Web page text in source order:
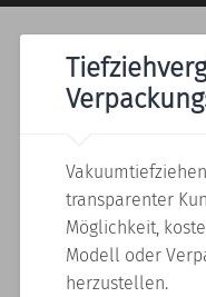
transparenter
Möglichkeit,
Modell oder
herzustellen.